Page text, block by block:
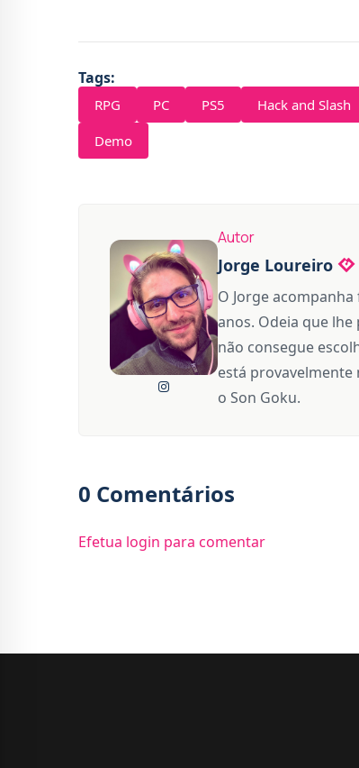
Tags:
RPG PC PS5
Hack and Slash
Demo
Autor
Jorge Loureiro
O Jorge
anos. Odeia que
não consegue
está
o Son Goku.
0 Comentários
Efetua login para comentar